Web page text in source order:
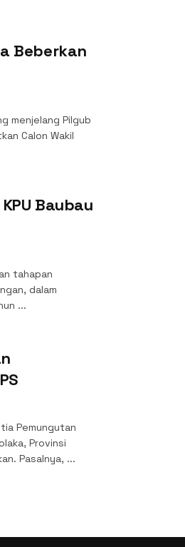
Beberkan
menjelang Pilgub
Calon Wakil
Baubau
tahapan
dalam
...
Pemungutan
Provinsi
Pasalnya, ...